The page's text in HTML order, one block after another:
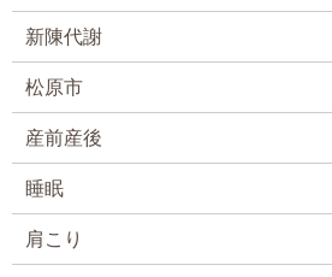
新陳代謝
松原市
産前産後
睡眠
肩こり